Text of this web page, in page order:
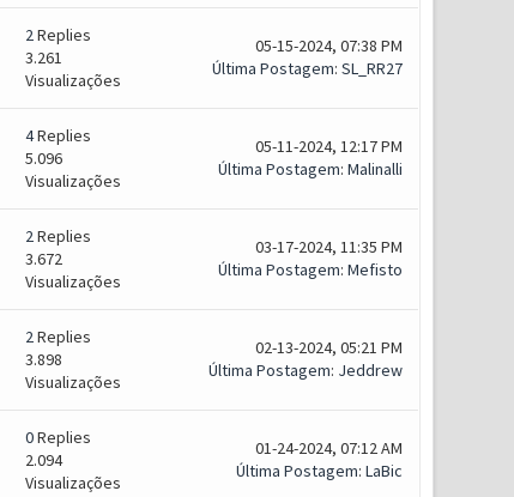
2Replies
3.261
Visualizações
05-15-2024, 07:38 PM
Última Postagem: SL_RR27
4Replies
5.096
Visualizações
05-11-2024, 12:17 PM
Última Postagem: Malinalli
2Replies
3.672
Visualizações
03-17-2024, 11:35 PM
Última Postagem: Mefisto
2Replies
3.898
Visualizações
02-13-2024, 05:21 PM
Última Postagem: Jeddrew
0Replies
2.094
Visualizações
01-24-2024, 07:12 AM
Última Postagem: LaBic